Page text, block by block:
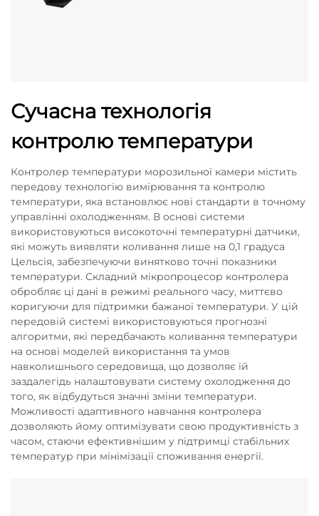
Сучасна технологія
контролю температури
Контролер температури морозильної камери містить
передову технологію вимірювання та контролю
температури, яка встановлює нові стандарти в точному
управлінні охолодженням. В основі системи
використовуються високоточні температурні датчики,
які можуть виявляти коливання лише на 0,1 градуса
Цельсія, забезпечуючи винятково точні показники
температури. Складний мікропроцесор контролера
обробляє ці дані в режимі реального часу, миттєво
коригуючи для підтримки бажаної температури. У цій
передовій системі використовуються прогнозні
алгоритми, які передбачають коливання температури
на основі моделей використання та умов
навколишнього середовища, що дозволяє їй
заздалегідь налаштовувати систему охолодження до
того, як відбудуться значні зміни температури.
Можливості адаптивного навчання контролера
дозволяють йому оптимізувати свою продуктивність з
часом, стаючи ефективнішим у підтримці стабільних
температур при мінімізації споживання енергії.